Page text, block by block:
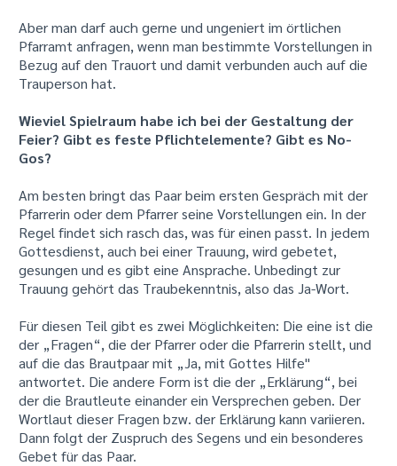
Aber man darf auch gerne und ungeniert im örtlichen
Pfarramt anfragen, wenn man bestimmte Vorstellungen in
Bezug auf den Trauort und damit verbunden auch auf die
Trauperson hat.
Wieviel Spielraum habe ich bei der Gestaltung der
Feier? Gibt es feste Pflichtelemente? Gibt es No-
Gos?
Am besten bringt das Paar beim ersten Gespräch mit der
Pfarrerin oder dem Pfarrer seine Vorstellungen ein. In der
Regel findet sich rasch das, was für einen passt. In jedem
Gottesdienst, auch bei einer Trauung, wird gebetet,
gesungen und es gibt eine Ansprache. Unbedingt zur
Trauung gehört das Traubekenntnis, also das Ja-Wort.
Für diesen Teil gibt es zwei Möglichkeiten: Die eine ist die
der „Fragen“, die der Pfarrer oder die Pfarrerin stellt, und
auf die das Brautpaar mit „Ja, mit Gottes Hilfe"
antwortet. Die andere Form ist die der „Erklärung“, bei
der die Brautleute einander ein Versprechen geben. Der
Wortlaut dieser Fragen bzw. der Erklärung kann variieren.
Dann folgt der Zuspruch des Segens und ein besonderes
Gebet für das Paar.